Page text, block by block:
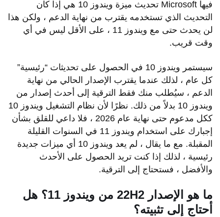
فيها Microsoft تحديث ميزة ويندوز 10 هي إذا كان
التحديث الذي تستخدمه يقترب من نهاية الدعم ، ولكن هذا
لن يحدث حتى مع ويندوز 11 ، على الأقل ليس في أي
وقت قريب.
سيستمر ويندوز 10 في الحصول على تحديثات “رئيسية”
كل عام ، لذلك عندما يقترب الإصدار الحالي من نهاية
الدعم ، سيُطلب منك فقط الترقية إلى أحدث إصدار من
ويندوز 10 بدلاً من ذلك. نظرًا لأن نظام التشغيل ويندوز 10
ككل مدعوم حتى نهاية عام 2026 ، فلا داعي للقلق بشأن
إجبارك على استخدام ويندوز 11 في السنوات القليلة
المقبلة. مع ما يقال ، لم يعد ويندوز 10 أي ميزات جديدة
رئيسية ، لذلك إذا كنت تريد الحصول على الأحدث
والأفضل ، فستحتاج إلى الترقية.
ما هو الإصدار 22H2 من ويندوز 11؟ هل
أحتاج إلى تثبيته؟